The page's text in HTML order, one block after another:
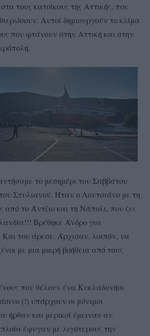
τους κατοίκους της Αττικής, που
Αυτοί δημιουργούν το κλίμα
που φτάνουν στην Αττική και στην
το μεσημέρι του Σαββάτου
Στυλιανού. Ήταν ο Λουτσιάνο με τη
από το Άντζιο και τη Νάπολι, που ζει
Βρέθηκε Άνδρο για
Και του άρεσε. Άρχισαν, λοιπόν, να
με μια μικρή βοήθεια από τους
που θέλουν ένα Κυκλαδονήσι
(!) υπάρχουν οι μόνιμοι
ήρθαν και μερικοί έμειναν αν
έφυγαν με λιγότερους την